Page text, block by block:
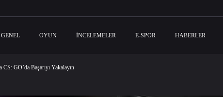
GENEL OYUN İNCELEMELER E-SPOR HABERLER
GO’da Başarıyı Yakalayın